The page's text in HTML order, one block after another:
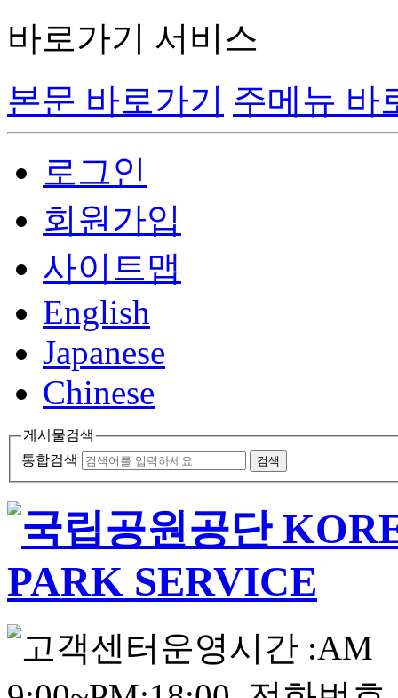
바로가기 서비스
본문 바로가기 주메뉴 바
로그인
회원가입
사이트맵
English
Japanese
Chinese
게시물검색
통합검색